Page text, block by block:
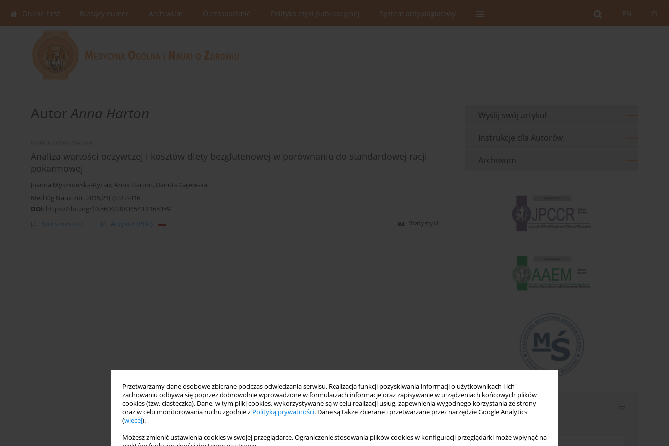
Przetwarzamy dane osobowe zbierane podczas odwiedzania serwisu. Realizacja funkcji pozyskiwania informacji o użytkownikach i ich
zachowaniu odbywa się poprzez dobrowolnie wprowadzone w formularzach informacje oraz zapisywanie w urządzeniach końcowych plików
cookies (tzw. ciasteczka). Dane, w tym pliki cookies, wykorzystywane są w celu realizacji usług, zapewnienia wygodnego korzystania ze strony
oraz w celu monitorowania ruchu zgodnie z Polityką prywatności. Dane są także zbierane i przetwarzane przez narzędzie Google Analytics
(więcej).
Możesz zmienić ustawienia cookies w swojej przeglądarce. Ograniczenie stosowania plików cookies w konfiguracji przeglądarki może wpłynąć na
PL
EN
Online first Bieżący numer Archiwum O czasopiśmie Polityka etyki publikacyjnej System antyplagiatowy
AutorAnna Harton
Analiza wartości odżywczej i kosztów diety bezglutenowej w porównaniu do standardowej racji
pokarmowej
Joanna Myszkowska-Ryciak, Anna Harton, Danuta Gajewska
Med Og Nauk Zdr. 2015;21(3):312-316
DOI: https://doi.org/10.5604/20834543.1165359
Streszczenie Artykuł (PDF) Statystyki
Wyślij swój artykuł
Instrukcje dla Autorów
Archiwum
Newsletter